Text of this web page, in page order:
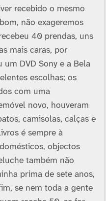
recebido o mesmo
não exageremos
40 prendas, uns
mais caras, por
um DVD Sony e a Bela
escolhas; os
com uma
novo, houveram
camisolas, calças e
é sempre à
objectos
também não
prima de sete anos,
se nem toda a gente